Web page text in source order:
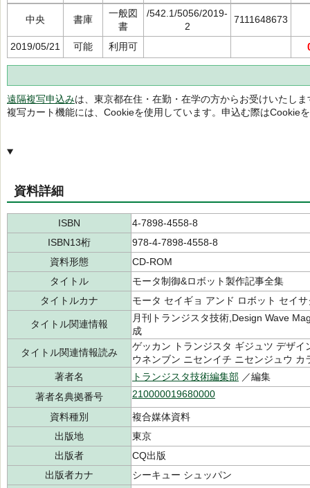
中央 書庫
一般図
書
/542.1/5056/2019-
2
7111648673
2019/05/21 可能 利用可
遠隔複写申込みは、東京都在住・在勤・在学の方からお受けいたしま
複写カート機能には、Cookieを使用しています。申込む際はCookie
資料詳細
ISBN
4-7898-4558-8
ISBN13桁
978-4-7898-4558-8
資料形態
CD-ROM
タイトル
モータ制御&ロボット製作記事全集
タイトルカナ
モータ セイギョ アンド ロボット セイ
タイトル関連情報
月刊トランジスタ技術,Design Wave
成
タイトル関連情報読み
ゲッカン トランジスタ ギジュツ デザ
ウネンブン ニセンイチ ニセンジュウ カ
著者名
トランジスタ技術編集部 ／編集
著者名典拠番号
210000019680000
資料種別
複合媒体資料
出版地
東京
出版者
CQ出版
出版者カナ
シーキュー シュッパン